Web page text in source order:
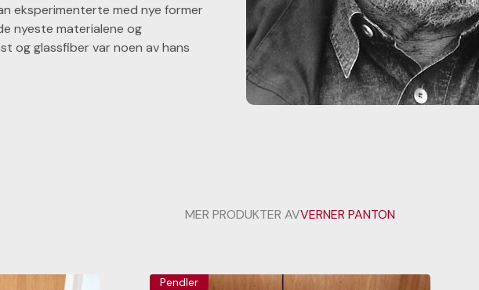
eksperimenterte med nye former
nyeste materialene og
og glassfiber var noen av hans
MER PRODUKTER AVVERNER PANTON
Pendler